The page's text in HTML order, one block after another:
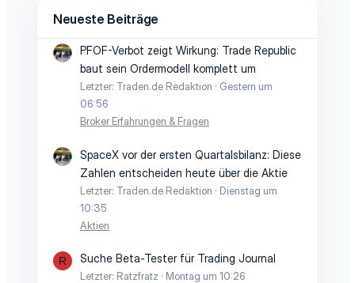
Neueste Beiträge
PFOF-Verbot zeigt Wirkung: Trade Republic
baut sein Ordermodell komplett um
Letzter: Traden.de Redaktion
Gestern um
06:56
Broker Erfahrungen & Fragen
SpaceX vor der ersten Quartalsbilanz: Diese
Zahlen entscheiden heute über die Aktie
Letzter: Traden.de Redaktion
Dienstag um
10:35
Aktien
R Suche Beta-Tester für Trading Journal
Letzter: Ratzfratz
Montag um 10:26